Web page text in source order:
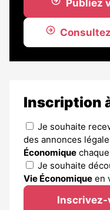
Publiez
Inscription
Je souhaite
des annonces
Économique
Je souhaite
Vie Économique en
Inscrivez-